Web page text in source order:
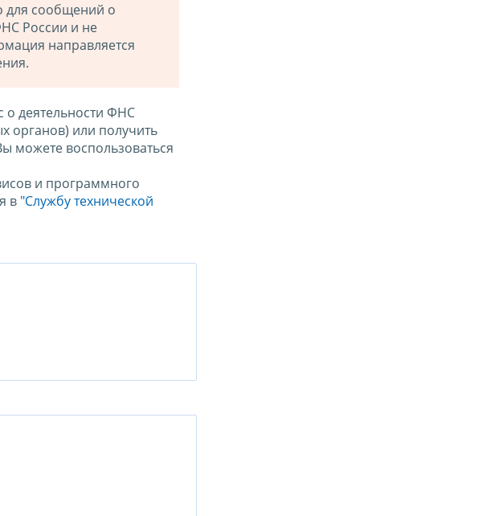
для сообщений о
России и не
направляется
о деятельности ФНС
органов) или получить
можете воспользоваться
и программного
в "Службу технической